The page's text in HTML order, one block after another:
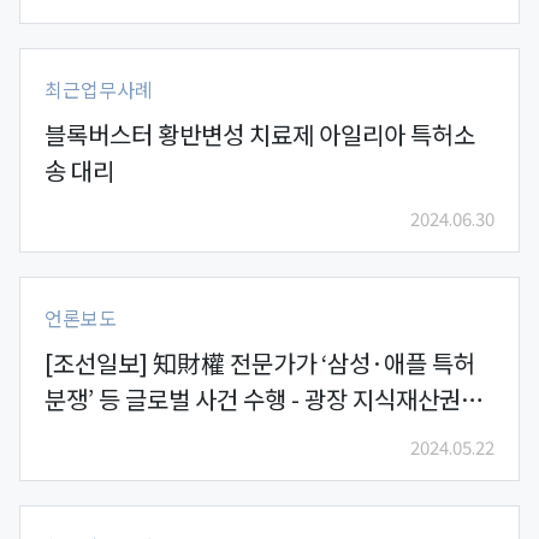
최근업무사례
블록버스터 황반변성 치료제 아일리아 특허소
송 대리
2024.06.30
언론보도
[조선일보] 知財權 전문가가 ‘삼성·애플 특허
분쟁’ 등 글로벌 사건 수행 - 광장 지식재산권
2024.05.22